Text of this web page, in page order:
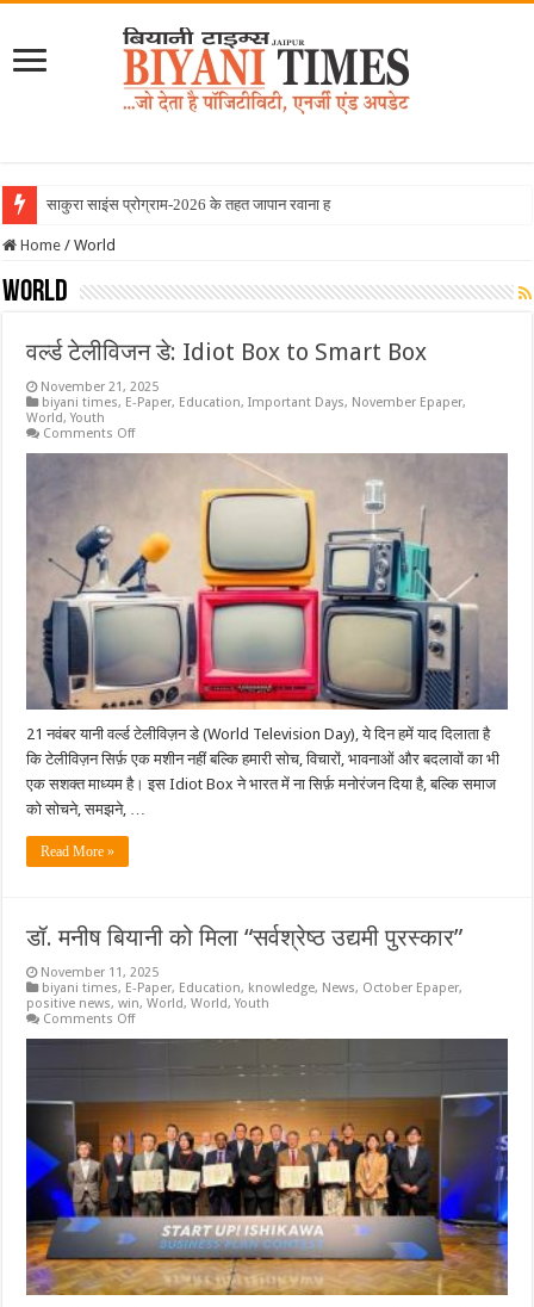
साकुरा साइंस प्रोग्राम-2026 के तहत जापान रवाना हुई बियानी ग्रुप ऑफ क
Home / World
World
वर्ल्ड टेलीविजन डे: Idiot Box to Smart Box
November 21, 2025
biyani times, E-Paper, Education,Important Days, November Epaper,
World,Youth
Comments Offon
to
Smart
Box
21 नवंबर यानी वर्ल्ड टेलीविज़न डे (World Television Day), ये दिन हमें याद दिलाता है
कि टेलीविज़न सिर्फ़ एक मशीन नहीं बल्कि हमारी सोच, विचारों, भावनाओं और बदलावों का भी
एक सशक्त माध्यम है। इस Idiot Box ने भारत में ना सिर्फ़ मनोरंजन दिया है, बल्कि समाज
को सोचने, समझने, …
Read More »
डॉ. मनीष बियानी को मिला “सर्वश्रेष्ठ उद्यमी पुरस्कार”
November 11, 2025
biyani times, E-Paper, Education, knowledge, News, October Epaper,
positive news,win,World,World,Youth
Comments Offon
“सर्वश्रेष्ठ
उद्यमी
पुरस्कार”